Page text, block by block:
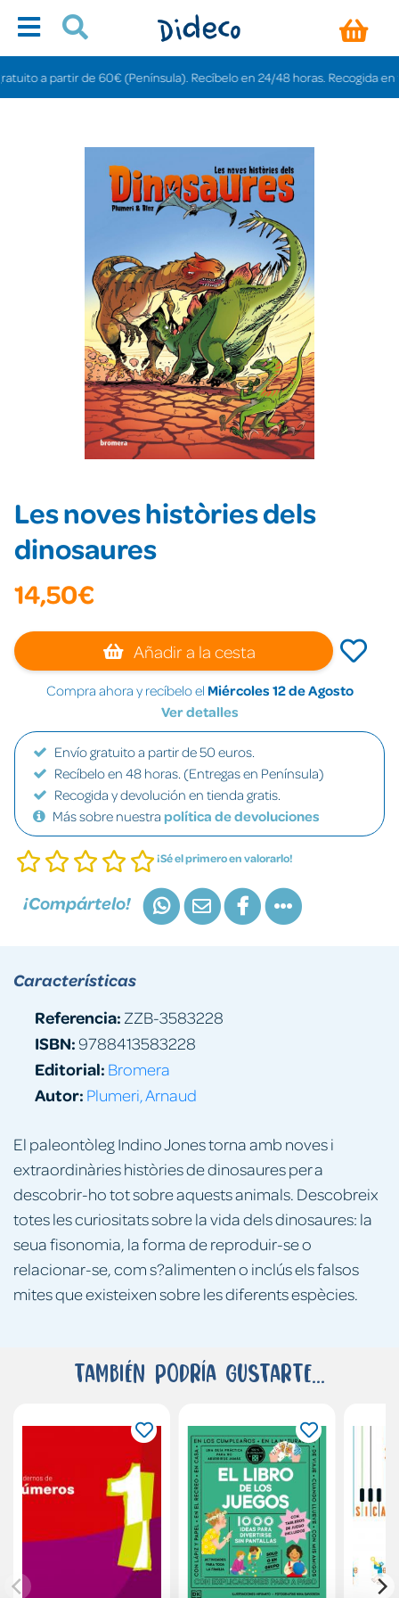
a partir de 60€ (Península). Recíbelo en 24/48 horas. Recogida en
Les noves històries dels
dinosaures
14,50€
Añadir a la cesta
Compra ahora y recíbelo el Miércoles 12 de Agosto
Ver detalles
Envío gratuito a partir de 50 euros.
Recíbelo en 48 horas. (Entregas en Península)
Recogida y devolución en tienda gratis.
Más sobre nuestra política de devoluciones
¡Sé el primero en valorarlo!
¡Compártelo!
El paleontòleg Indino Jones torna amb noves i
extraordinàries històries de dinosaures per a
descobrir-ho tot sobre aquests animals. Descobreix
totes les curiositats sobre la vida dels dinosaures: la
seua fisonomia, la forma de reproduir-se o
relacionar-se, com s?alimenten o inclús els falsos
mites que existeixen sobre les diferents espècies.
Características
Referencia: ZZB-3583228
ISBN:9788413583228
Editorial: Bromera
Autor: Plumeri, Arnaud
También podría gustarte...